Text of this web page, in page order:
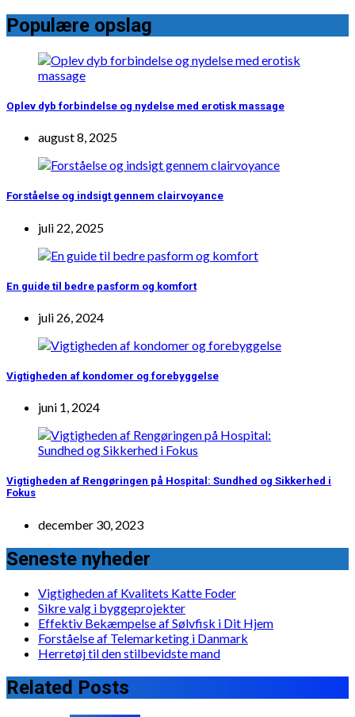
Populære opslag
Oplev dyb forbindelse og nydelse med erotisk massage
august 8, 2025
Forståelse og indsigt gennem clairvoyance
juli 22, 2025
En guide til bedre pasform og komfort
juli 26, 2024
Vigtigheden af kondomer og forebyggelse
juni 1, 2024
Vigtigheden af Rengøringen på Hospital: Sundhed og Sikkerhed i
Fokus
december 30, 2023
Seneste nyheder
Vigtigheden af Kvalitets Katte Foder
Sikre valg i byggeprojekter
Effektiv Bekæmpelse af Sølvfisk i Dit Hjem
Forståelse af Telemarketing i Danmark
Herretøj til den stilbevidste mand
Related Posts